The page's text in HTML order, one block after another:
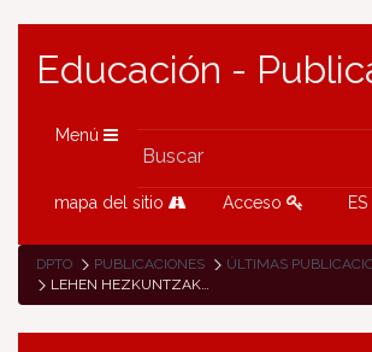
Educación -
Menú
mapa del sitio Acceso ES
DPTO PUBLICACIONES
ÚLTIMAS
LEHEN HEZKUNTZAKO ERRENDIMENDU ADIERAZLEAK. D EREDUA. EUSKARA, MATEMATIKA, GAZTELANIA